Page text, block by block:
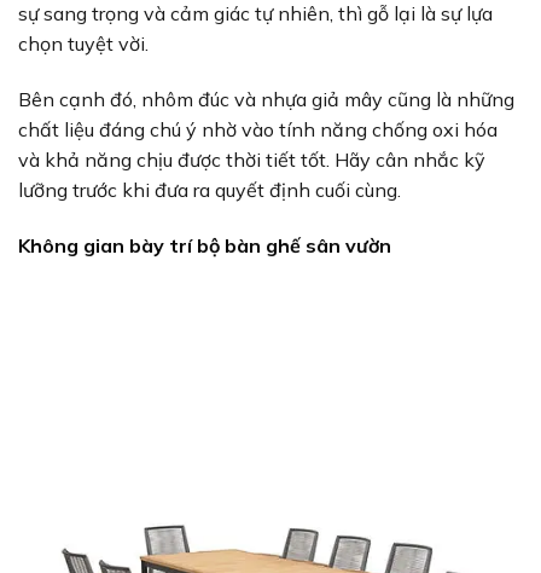
sự sang trọng và cảm giác tự nhiên, thì gỗ lại là sự lựa
chọn tuyệt vời.
Bên cạnh đó, nhôm đúc và nhựa giả mây cũng là những
chất liệu đáng chú ý nhờ vào tính năng chống oxi hóa
và khả năng chịu được thời tiết tốt. Hãy cân nhắc kỹ
lưỡng trước khi đưa ra quyết định cuối cùng.
Không gian bày trí bộ bàn ghế sân vườn